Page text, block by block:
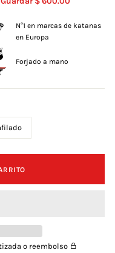
N°1 en marcas de katanas
en Europa
Forjado a mano
o reembolso